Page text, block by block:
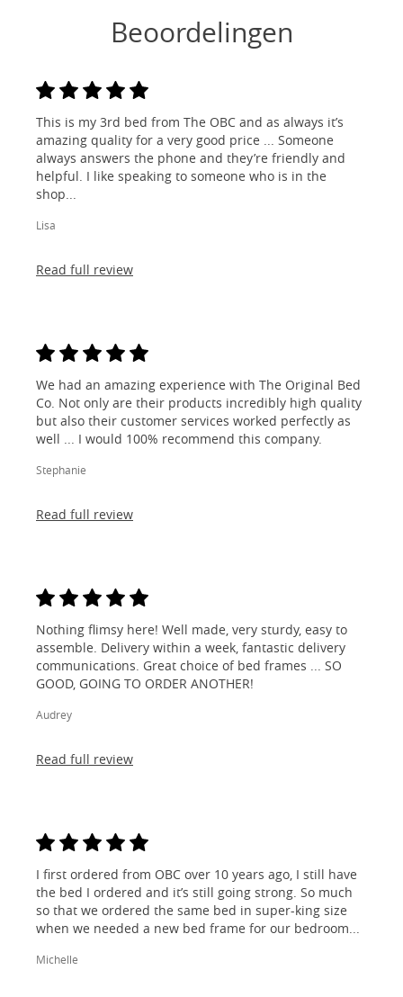
Beoordelingen
This is my 3rd bed from The OBC and as always it’s
amazing quality for a very good price ... Someone
always answers the phone and they’re friendly and
helpful. I like speaking to someone who is in the
shop...
Lisa
Read full review
We had an amazing experience with The Original Bed
Co. Not only are their products incredibly high quality
but also their customer services worked perfectly as
well ... I would 100% recommend this company.
Stephanie
Read full review
Nothing flimsy here! Well made, very sturdy, easy to
assemble. Delivery within a week, fantastic delivery
communications. Great choice of bed frames ... SO
GOOD, GOING TO ORDER ANOTHER!
Audrey
Read full review
I first ordered from OBC over 10 years ago, I still have
the bed I ordered and it’s still going strong. So much
so that we ordered the same bed in super-king size
when we needed a new bed frame for our bedroom...
Michelle